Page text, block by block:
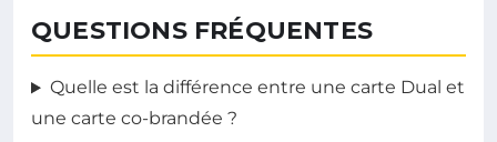
QUESTIONS FRÉQUENTES
Quelle est la différence entre une carte Dual et
une carte co-brandée ?